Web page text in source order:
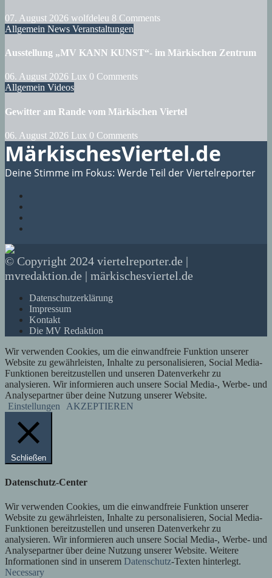
07. August 2026 wolfdeleu 8 Comments
Allgemein News Veranstaltungen
Ausstellung „MV KANN KUNST“- im Märkischen Zentrum
06. August 2026 Lux 0 Comments
Allgemein Videos
Gewitter am Rande vom Märkischen Viertel
06. August 2026 Lux 0 Comments
MärkischesViertel.de
Deine Stimme im Fokus: Werde Teil der Viertelreporter
© Copyright 2024 viertelreporter.de |
mvredaktion.de | märkischesviertel.de
Datenschutzerklärung
Impressum
Kontakt
Die MV Redaktion
Wir verwenden Cookies, um die einwandfreie Funktion unserer
Website zu gewährleisten, Inhalte zu personalisieren, Social Media-
Funktionen bereitzustellen und unseren Datenverkehr zu
analysieren. Wir informieren auch unsere Social Media-, Werbe- und
Analysepartner über deine Nutzung unserer Website.
Einstellungen
AKZEPTIEREN
Schließen
Datenschutz-Center
Wir verwenden Cookies, um die einwandfreie Funktion unserer
Website zu gewährleisten, Inhalte zu personalisieren, Social Media-
Funktionen bereitzustellen und unseren Datenverkehr zu
analysieren. Wir informieren auch unsere Social Media-, Werbe- und
Analysepartner über deine Nutzung unserer Website. Weitere
Informationen sind in unserem Datenschutz-Texten hinterlegt.
Necessary